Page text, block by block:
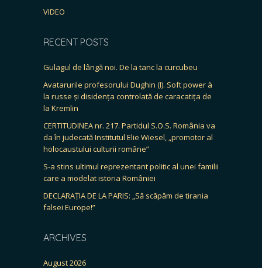
VIDEO
RECENT POSTS
Gulagul de lângă noi. De la tanc la curcubeu
Avatarurile profesorului Dughin (I). Soft power à
la russe și disidența controlată de caracatița de
la Kremlin
CERTITUDINEA nr. 217. Partidul S.O.S. România va
da în judecată Institutul Elie Wiesel, „promotor al
holocaustului culturii române”
S-a stins ultimul reprezentant politic al unei familii
care a modelat istoria României
DECLARAȚIA DE LA PARIS: „Să scăpăm de tirania
falsei Europe!”
ARCHIVES
August 2026